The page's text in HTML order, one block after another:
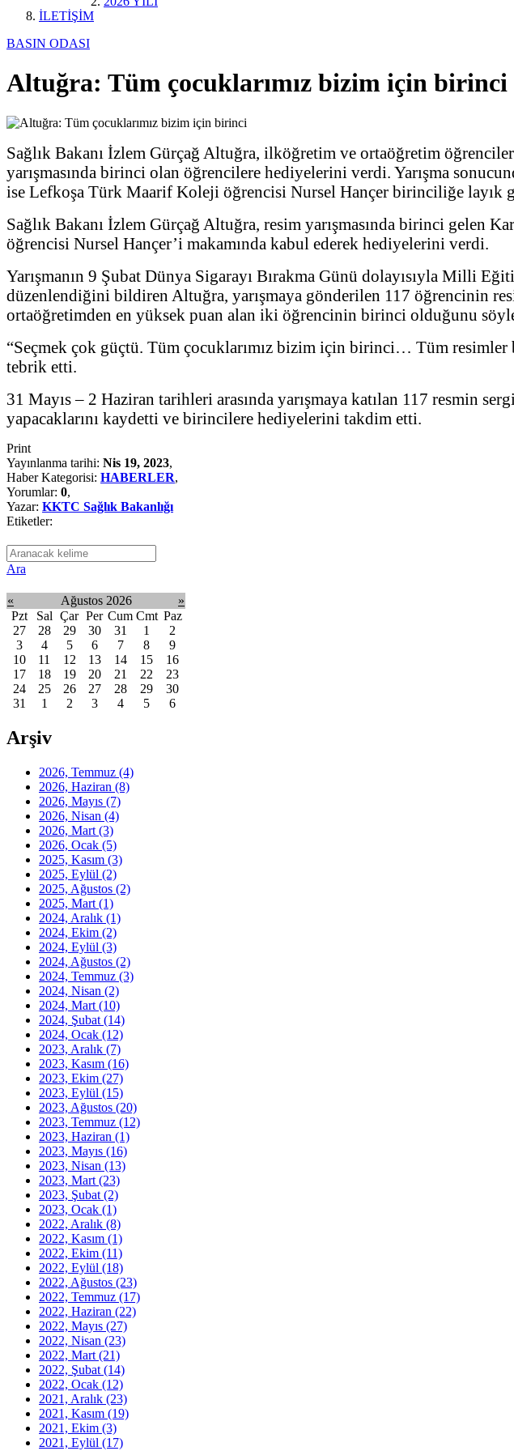
İLETİŞİM
BASIN ODASI
Altuğra: Tüm çocuklarımız bizim için birinci
Sağlık Bakanı İzlem Gürçağ Altuğra, ilköğretim ve ortaöğretim
yarışmasında birinci olan öğrencilere hediyelerini verdi. Yarışma
ise Lefkoşa Türk Maarif Koleji öğrencisi Nursel Hançer birinciliğe layık
Sağlık Bakanı İzlem Gürçağ Altuğra, resim yarışmasında birinci
öğrencisi Nursel Hançer’i makamında kabul ederek hediyelerini verdi.
Yarışmanın 9 Şubat Dünya Sigarayı Bırakma Günü dolayısıyla Milli
düzenlendiğini bildiren Altuğra, yarışmaya gönderilen 117 öğrencinin
ortaöğretimden en yüksek puan alan iki öğrencinin birinci olduğunu
“Seçmek çok güçtü. Tüm çocuklarımız bizim için birinci… Tüm
tebrik etti.
31 Mayıs – 2 Haziran tarihleri arasında yarışmaya katılan 117 resmin
yapacaklarını kaydetti ve birincilere hediyelerini takdim etti.
Print
Yayınlanma tarihi: Nis 19, 2023,
Haber Kategorisi: HABERLER,
Yorumlar: 0,
Yazar: KKTC Sağlık Bakanlığı
Etiketler:
Ara
« Ağustos 2026
»
Pzt
Sal Çar Per Cum Cmt Paz
27
28 29 30 31 1
2
3
4 5 6 7 8
9
10
11 12 13 14 15
16
17
18 19 20 21 22
23
24
25 26 27 28 29
30
31
1 2 3 4 5 6
Arşiv
2026, Temmuz (4)
2026, Haziran (8)
2026, Mayıs (7)
2026, Nisan (4)
2026, Mart (3)
2026, Ocak (5)
2025, Kasım (3)
2025, Eylül (2)
2025, Ağustos (2)
2025, Mart (1)
2024, Aralık (1)
2024, Ekim (2)
2024, Eylül (3)
2024, Ağustos (2)
2024, Temmuz (3)
2024, Nisan (2)
2024, Mart (10)
2024, Şubat (14)
2024, Ocak (12)
2023, Aralık (7)
2023, Kasım (16)
2023, Ekim (27)
2023, Eylül (15)
2023, Ağustos (20)
2023, Temmuz (12)
2023, Haziran (1)
2023, Mayıs (16)
2023, Nisan (13)
2023, Mart (23)
2023, Şubat (2)
2023, Ocak (1)
2022, Aralık (8)
2022, Kasım (1)
2022, Ekim (11)
2022, Eylül (18)
2022, Ağustos (23)
2022, Temmuz (17)
2022, Haziran (22)
2022, Mayıs (27)
2022, Nisan (23)
2022, Mart (21)
2022, Şubat (14)
2022, Ocak (12)
2021, Aralık (23)
2021, Kasım (19)
2021, Ekim (3)
2021, Eylül (17)